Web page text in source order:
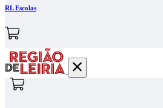
RL Escolas